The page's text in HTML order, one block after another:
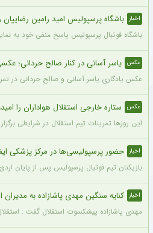
اخبار باشگاه پرسپولیس امید رامین رضاییان
باشگاه فوتبال پرسپولیس پاسخ منفی خود به
عکس یاسر آسانی در کنار صالح حردانی؛
عکس یادگاری یاسر آسانی و صالح حردانی در
عکس ستاره خارجی استقلال هواداران را
این روزها تمرینات تیم استقلال در شرایطی برگزار می‌شود که ۳ بازیکن خارجی این تیم با قدرت در کنار دیگر بازیکنان داخلی
اخبار حضور پرسپولیسی‌ها در مرکز پزشکی
بازیکنان تیم فوتبال پرسپولیس پس از پایان
اخبار کنایه سنگین مهدی پاشازاده به مدیران
مهدی پاشازاده پیشکسوت استقلال گفت :